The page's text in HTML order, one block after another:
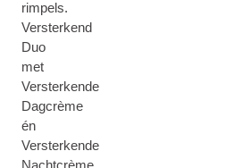
rimpels.
Versterkend
Duo
met
Versterkende
Dagcrème
én
Versterkende
Nachtcrème